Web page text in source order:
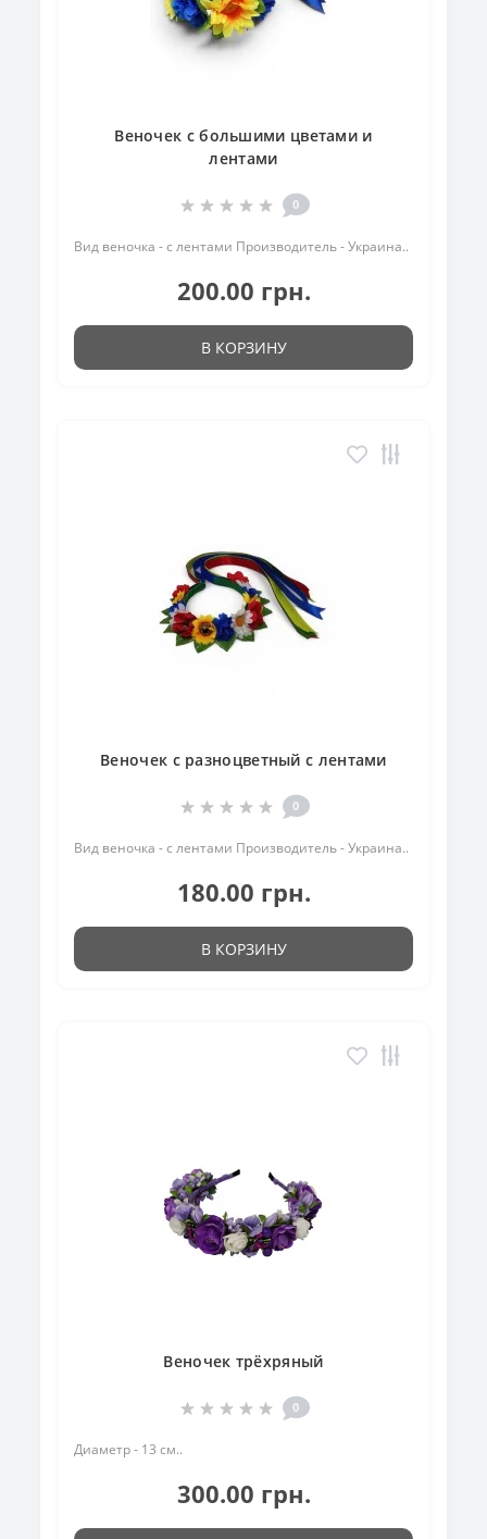
Веночек с большими цветами и
лентами
0
Вид веночка - с лентами Производитель - Украина..
200.00 грн.
В КОРЗИНУ
Веночек с разноцветный с лентами
0
Вид веночка - с лентами Производитель - Украина..
180.00 грн.
В КОРЗИНУ
Веночек трёхряный
0
Диаметр - 13 см..
300.00 грн.